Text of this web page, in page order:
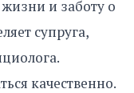
и заботу о
супруга,
качественно.